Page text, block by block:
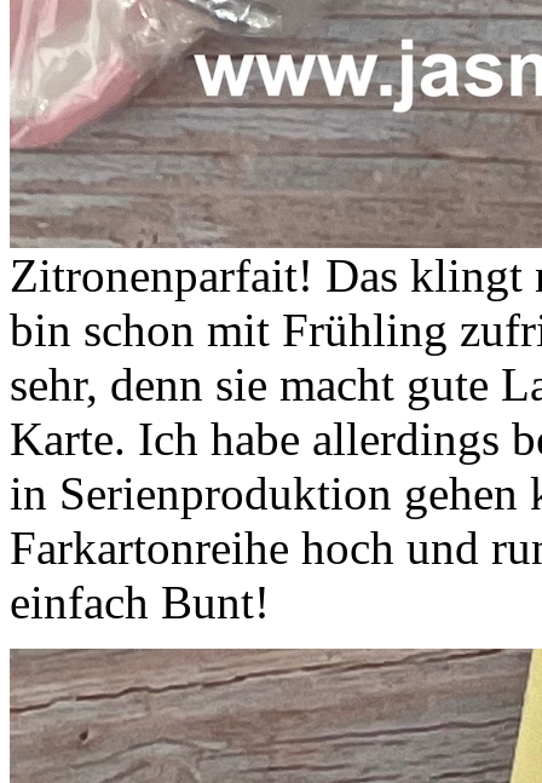
Zitronenparfait! Das klingt
bin schon mit Frühling
sehr, denn sie macht gute
Karte. Ich habe allerdings
in Serienproduktion gehen
Farkartonreihe hoch und
einfach Bunt!